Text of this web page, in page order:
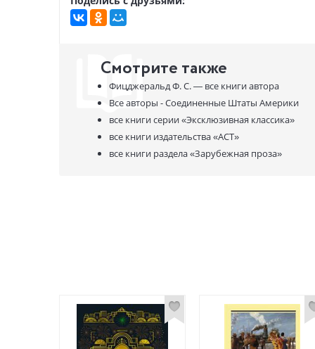
Смотрите также
Фицджеральд Ф. С. — все книги автора
Все авторы - Соединенные Штаты Америки
все книги серии«Эксклюзивная классика»
все книги издательства«АСТ»
все книги раздела«Зарубежная проза»